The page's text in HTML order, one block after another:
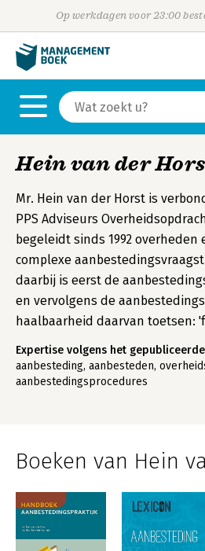
Op werkdagen voor 23:00
Hein van der
Mr. Hein van der Horst is
PPS Adviseurs
begeleidt sinds 1992
complexe
daarbij is eerst de
en vervolgens de
haalbaarheid daarvan toetsen:
Expertise volgens het
aanbesteding, aanbesteden,
aanbestedingsprocedures
Boeken van Hein